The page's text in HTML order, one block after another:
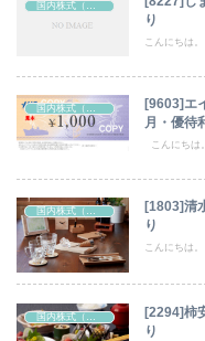
国内株式（株主優待）
り
こんにちは
国内株式（株主優待）
[9603]エ
月・優待
こんにちは
国内株式（株主優待）
[1803]清
り
こんにちは
国内株式（株主優待）
[2294]柿
り